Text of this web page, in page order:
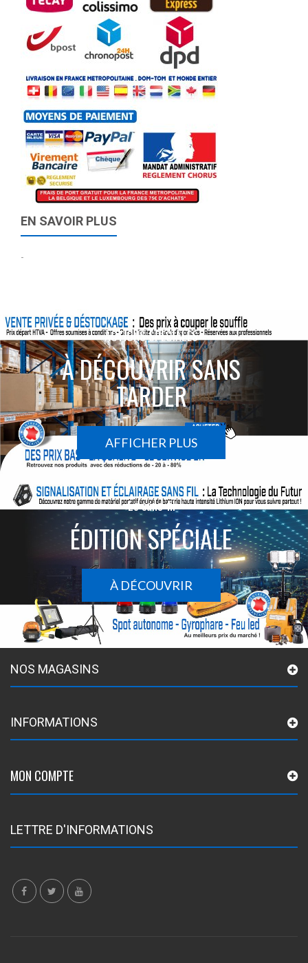
EN SAVOIR PLUS
-
ACTIONS SPÉCIALES
À DÉCOUVRIR SANS
TARDER
AFFICHER PLUS
Le sans-fil
ÉDITION SPÉCIALE
À DÉCOUVRIR
NOS MAGASINS
INFORMATIONS
MON COMPTE
LETTRE D'INFORMATIONS